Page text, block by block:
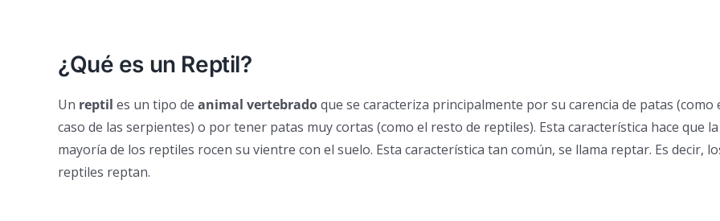
¿Qué es un Reptil?
Un reptil es un tipo de animal vertebradoque se caracteriza principalmente por su carencia de patas (como
caso de las serpientes) o por tener patas muy cortas (como el resto de reptiles). Esta característica hace que la
mayoría de los reptiles rocen su vientre con el suelo. Esta característica tan común, se llama reptar. Es decir,
reptiles reptan.